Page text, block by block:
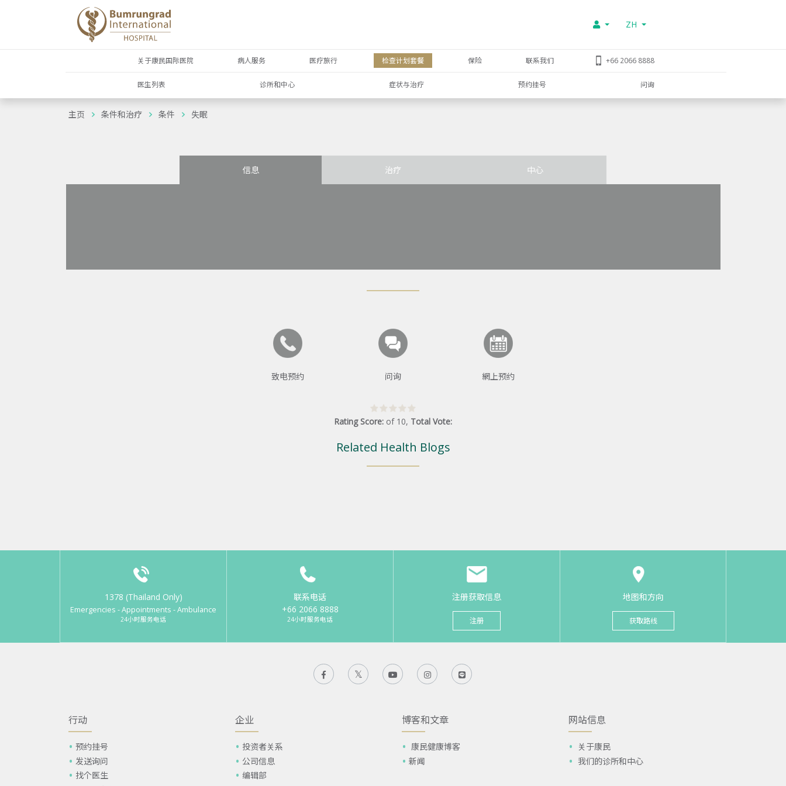
ZH
关于康民国际医院 病人服务 医疗旅行 检查计划套餐 保险 联系我们 +66 2066 8888
医生列表 诊所和中心 症状与治疗 预约挂号 问询
主页 条件和治疗 条件 失眠
信息 治疗 中心
致电预约 问询 網上预约
Rating Score: of 10, Total Vote:
Related Health Blogs
1378 (Thailand Only)
Emergencies - Appointments - Ambulance
24小时服务电话
联系电话
+66 2066 8888
24小时服务电话
注册获取信息
注册
地图和方向
获取路线
行动
预约挂号
发送询问
找个医生
企业
投资者关系
公司信息
编辑部
博客和文章
康民健康博客
新闻
网站信息
关于康民
我们的诊所和中心